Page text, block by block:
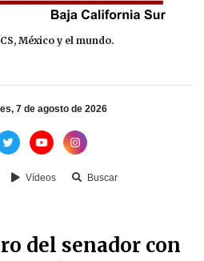
México y el mundo.
7 de agosto de 2026
Vídeos Buscar
del senador con